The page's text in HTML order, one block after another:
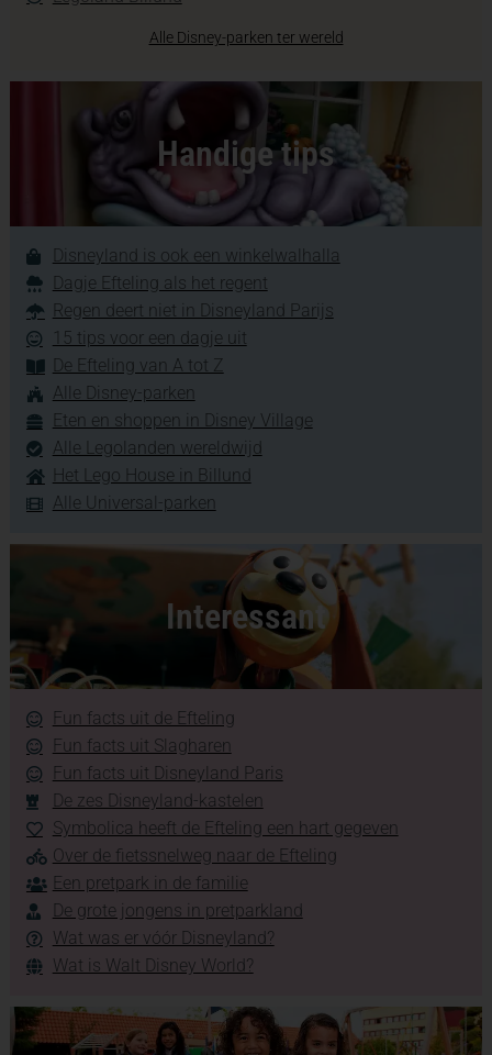
Alle Disney-parken ter wereld
Handige tips
Disneyland is ook een winkelwalhalla
Dagje Efteling als het regent
Regen deert niet in Disneyland Parijs
15 tips voor een dagje uit
De Efteling van A tot Z
Alle Disney-parken
Eten en shoppen in Disney Village
Alle Legolanden wereldwijd
Het Lego House in Billund
Alle Universal-parken
Interessant
Fun facts uit de Efteling
Fun facts uit Slagharen
Fun facts uit Disneyland Paris
De zes Disneyland-kastelen
Symbolica heeft de Efteling een hart gegeven
Over de fietssnelweg naar de Efteling
Een pretpark in de familie
De grote jongens in pretparkland
Wat was er vóór Disneyland?
Wat is Walt Disney World?